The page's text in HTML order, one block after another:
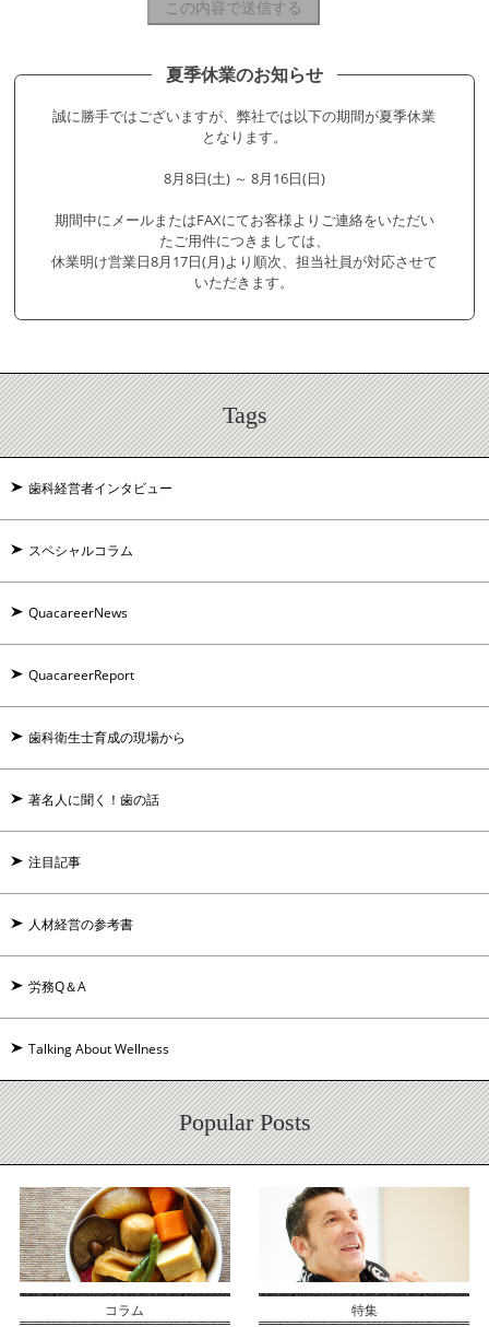
夏季休業のお知らせ
誠に勝手ではございますが、弊社では以下の期間が夏季休業
となります。
8月8日(土) ～ 8月16日(日)
期間中にメールまたはFAXにてお客様よりご連絡をいただい
たご用件につきましては、
休業明け営業日8月17日(月)より順次、担当社員が対応させて
いただきます。
Tags
歯科経営者インタビュー
スペシャルコラム
QuacareerNews
QuacareerReport
歯科衛生士育成の現場から
著名人に聞く！歯の話
注目記事
人材経営の参考書
労務Q＆A
Talking About Wellness
Popular Posts